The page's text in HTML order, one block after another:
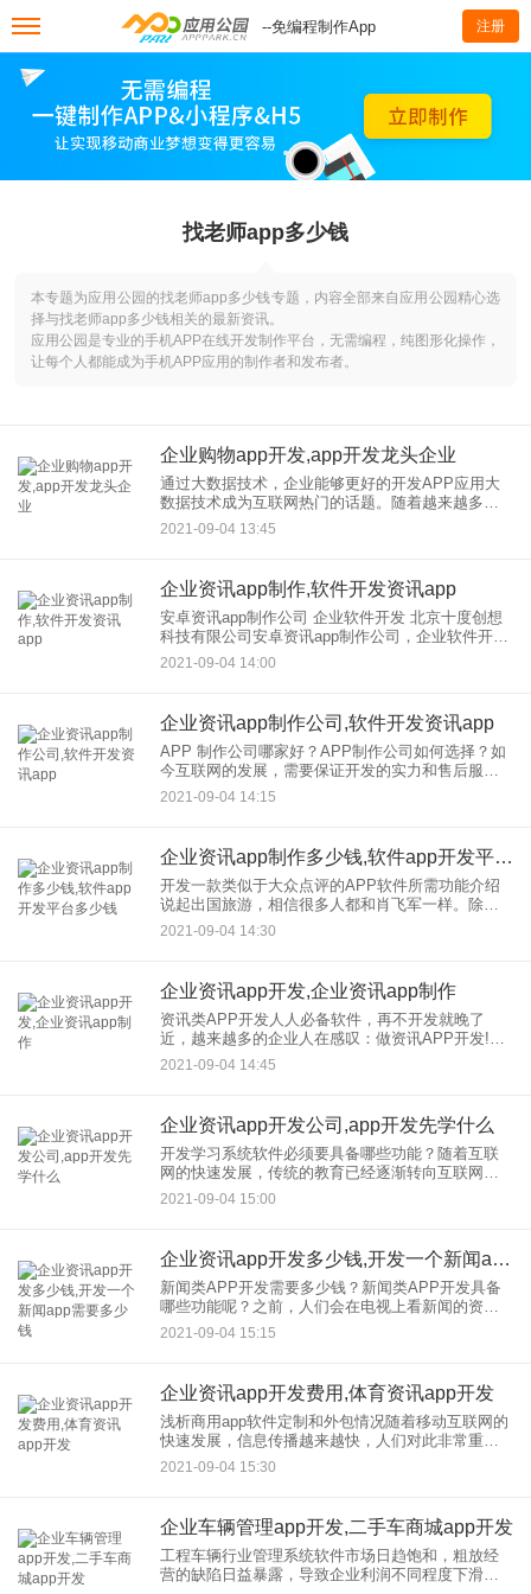
--免编程制作App 注册
找老师app多少钱
本专题为应用公园的找老师app多少钱专题，内容全部来自应用公园精心选
择与找老师app多少钱相关的最新资讯。
应用公园是专业的手机APP在线开发制作平台，无需编程，纯图形化操作，
让每个人都能成为手机APP应用的制作者和发布者。
企业购物app开发,app开发龙头企业
通过大数据技术，企业能够更好的开发APP应用大
数据技术成为互联网热门的话题。随着越来越多的
企业采用大数据技术，推出了越来越多的优秀产
品。例如，通过大数据开发app，企业可以更好地了
2021-09-04 13:45
企业资讯app制作,软件开发资讯app
安卓资讯app制作公司 企业软件开发 北京十度创想
科技有限公司安卓资讯app制作公司，企业软件开
发，了解安卓，资讯，app制作，公司，和企业，的
软件开发，打破了传统阅读模式所需要的线性时
2021-09-04 14:00
企业资讯app制作公司,软件开发资讯app
APP 制作公司哪家好？APP制作公司如何选择？如
今互联网的发展，需要保证开发的实力和售后服
务。帮助企业更好地选择app制作和公司。首先要看
的是这个公司是否有自己的团队。如果没有，就会
2021-09-04 14:15
企业资讯app制作多少钱,软件app开发平台多少钱
开发一款类似于大众点评的APP软件所需功能介绍
说起出国旅游，相信很多人都和肖飞军一样。除了
查询特价机票、实惠酒店、旅游线路，重要的是
——家餐厅和地方特色美食！在国内可能会有公开
2021-09-04 14:30
企业资讯app开发,企业资讯app制作
资讯类APP开发人人必备软件，再不开发就晚了
近，越来越多的企业人在感叹：做资讯APP开发!都
来不及了这是为什么？根据某机构的调查，APP的
必备类型是资讯APP。但是应用的种类太多了，资
2021-09-04 14:45
企业资讯app开发公司,app开发先学什么
开发学习系统软件必须要具备哪些功能？随着互联
网的快速发展，传统的教育已经逐渐转向互联网，
互联网更加方便快捷。如今，学习系统软件已经逐
渐改变了观众了解教育的习惯 根据目前公司，开
2021-09-04 15:00
企业资讯app开发多少钱,开发一个新闻app需要多少钱
新闻类APP开发需要多少钱？新闻类APP开发具备
哪些功能呢？之前，人们会在电视上看新闻的资
讯，但现在他们可以通过新闻app开发，浏览资讯，
这给人们的生活带来了许多好处。如今，即使用户
2021-09-04 15:15
企业资讯app开发费用,体育资讯app开发
浅析商用app软件定制和外包情况随着移动互联网的
快速发展，信息传播越来越快，人们对此非常重
视。企业有开发自己的商业应用。因此，定制和外
包的商业app成为了开发商业app软件行业的热门话
2021-09-04 15:30
企业车辆管理app开发,二手车商城app开发
工程车辆行业管理系统软件市场日趋饱和，粗放经
营的缺陷日益暴露，导致企业利润不同程度下滑。